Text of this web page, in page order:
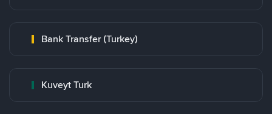
Bank Transfer (Turkey)
Kuveyt Turk